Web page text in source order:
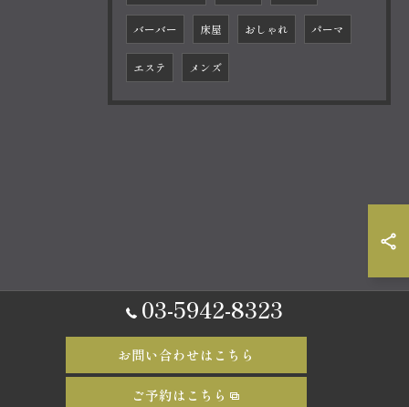
バーバー 床屋 おしゃれ パーマ
エステ メンズ
03-5942-8323
お問い合わせはこちら
ご予約はこちら